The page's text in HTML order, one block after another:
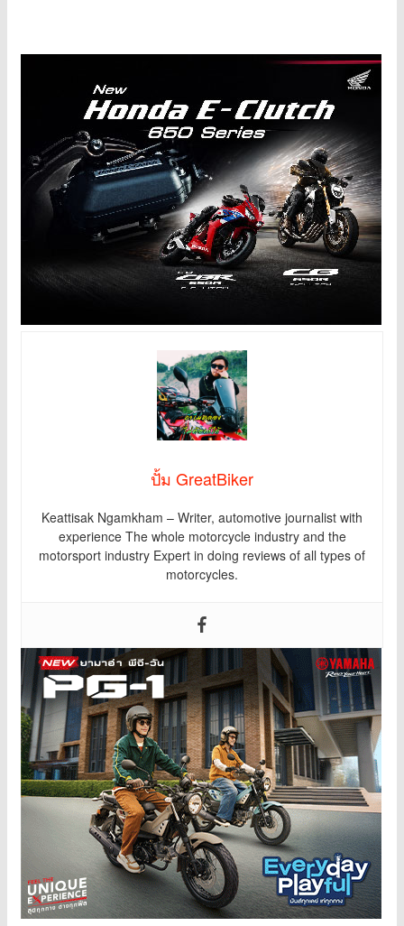
ปั้ม GreatBiker
Keattisak Ngamkham – Writer, automotive journalist with
experience The whole motorcycle industry and the
motorsport industry Expert in doing reviews of all types of
motorcycles.